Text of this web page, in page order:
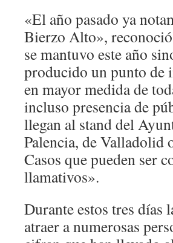
«El año pasado ya
Bierzo Alto»,
se mantuvo este año
producido un punto de
en mayor medida de
incluso presencia de
llegan al stand del
Palencia, de Valladolid
Casos que pueden ser
llamativos».
Durante estos tres días
atraer a numerosas